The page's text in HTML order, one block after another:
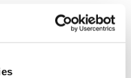
willkommen.